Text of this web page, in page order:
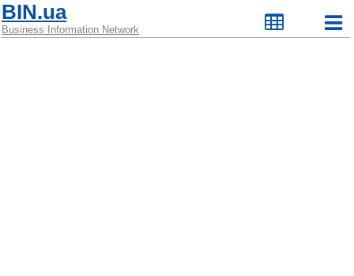
BIN.ua
Business Information Network